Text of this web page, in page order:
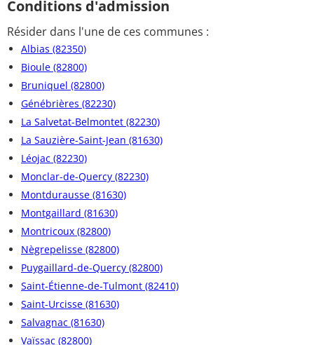
Conditions d'admission
Résider dans l'une de ces communes :
Albias (82350)
Bioule (82800)
Bruniquel (82800)
Génébrières (82230)
La Salvetat-Belmontet (82230)
La Sauzière-Saint-Jean (81630)
Léojac (82230)
Monclar-de-Quercy (82230)
Montdurausse (81630)
Montgaillard (81630)
Montricoux (82800)
Nègrepelisse (82800)
Puygaillard-de-Quercy (82800)
Saint-Étienne-de-Tulmont (82410)
Saint-Urcisse (81630)
Salvagnac (81630)
Vaïssac (82800)